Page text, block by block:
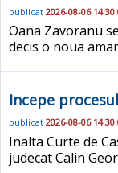
publicat 2026-08-06
Oana Zavoranu
decis o noua
Incepe
publicat 2026-08-06
Inalta Curte de
judecat Calin